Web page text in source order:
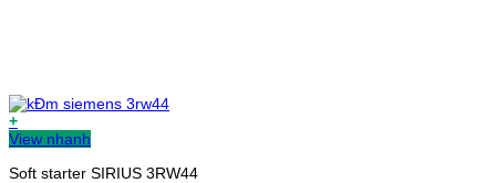
+
View nhanh
Soft starter SIRIUS 3RW44